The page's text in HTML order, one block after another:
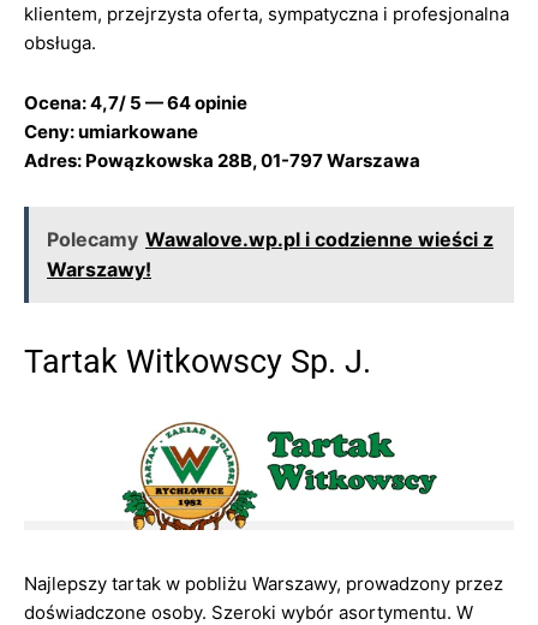
klientem, przejrzysta oferta, sympatyczna i profesjonalna
obsługa.
Ocena: 4,7/ 5 — 64 opinie
Ceny: umiarkowane
Adres: Powązkowska 28B, 01-797 Warszawa
Polecamy Wawalove.wp.pl i codzienne wieści z
Warszawy!
Tartak Witkowscy Sp. J.
Najlepszy tartak w pobliżu Warszawy, prowadzony przez
doświadczone osoby. Szeroki wybór asortymentu. W